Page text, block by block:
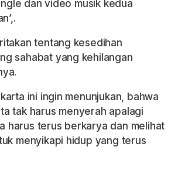
dan video musik kedua
tentang kesedihan
sahabat yang kehilangan
ini ingin menunjukan, bahwa
tak harus menyerah apalagi
harus terus berkarya dan melihat
menyikapi hidup yang terus